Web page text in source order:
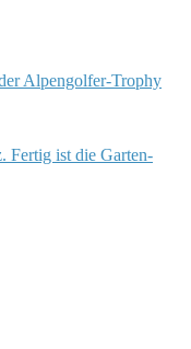
Alpengolfer-Trophy